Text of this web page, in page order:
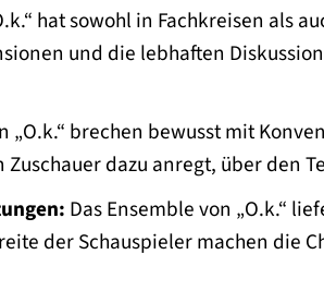
hat sowohl in Fachkreisen als
und die lebhaften
„O.k.“ brechen bewusst mit
dazu anregt, über den
Das Ensemble von „O.k.“
der Schauspieler machen die